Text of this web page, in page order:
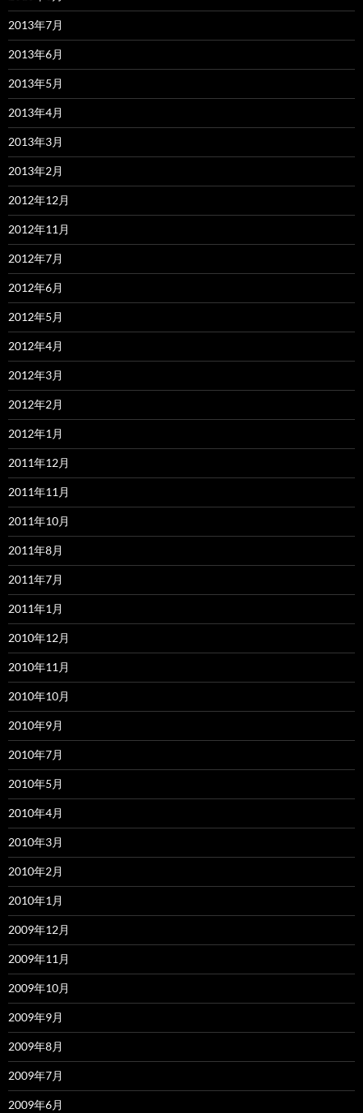
2013年7月
2013年6月
2013年5月
2013年4月
2013年3月
2013年2月
2012年12月
2012年11月
2012年7月
2012年6月
2012年5月
2012年4月
2012年3月
2012年2月
2012年1月
2011年12月
2011年11月
2011年10月
2011年8月
2011年7月
2011年1月
2010年12月
2010年11月
2010年10月
2010年9月
2010年7月
2010年5月
2010年4月
2010年3月
2010年2月
2010年1月
2009年12月
2009年11月
2009年10月
2009年9月
2009年8月
2009年7月
2009年6月